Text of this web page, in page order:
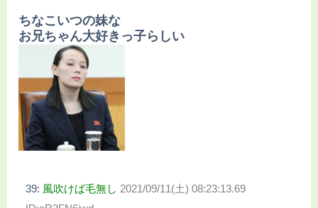
ちなこいつの妹な
お兄ちゃん大好きっ子らしい
39: 風吹けば毛無し 2021/09/11(土) 08:23:13.69